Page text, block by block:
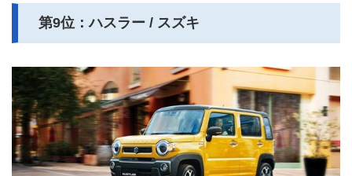
第9位：ハスラー / スズキ